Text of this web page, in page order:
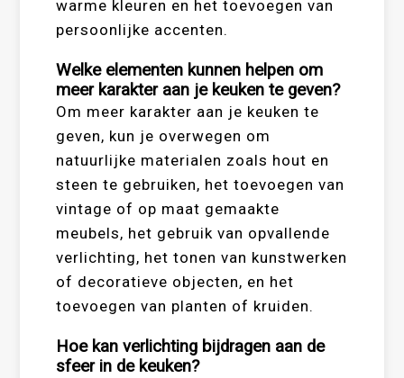
warme kleuren en het toevoegen van
persoonlijke accenten.
Welke elementen kunnen helpen om
meer karakter aan je keuken te geven?
Om meer karakter aan je keuken te
geven, kun je overwegen om
natuurlijke materialen zoals hout en
steen te gebruiken, het toevoegen van
vintage of op maat gemaakte
meubels, het gebruik van opvallende
verlichting, het tonen van kunstwerken
of decoratieve objecten, en het
toevoegen van planten of kruiden.
Hoe kan verlichting bijdragen aan de
sfeer in de keuken?